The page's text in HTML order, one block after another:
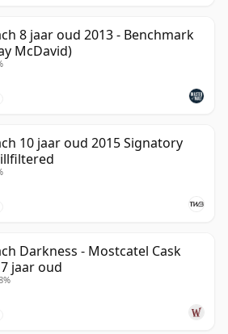
8 jaar oud 2013 - Benchmark
McDavid)
10 jaar oud 2015 Signatory
Darkness - Mostcatel Cask
jaar oud